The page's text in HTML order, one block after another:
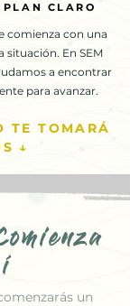
CLARO
CLARO
comienza con una
En SEM
a encontrar
para avanzar.
TE TOMARÁ
↓
un